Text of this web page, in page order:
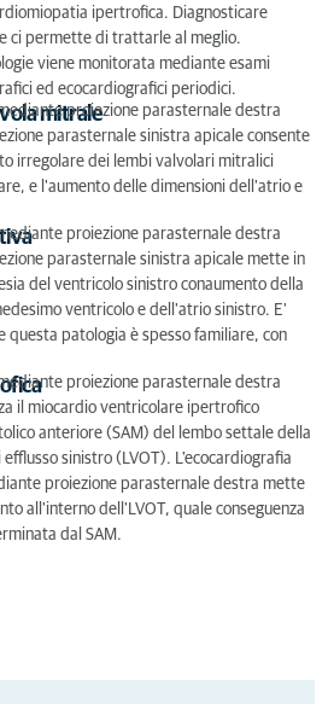
ipertrofica. Diagnosticare
ci permette di trattarle al meglio.
viene monitorata mediante esami
ed ecocardiografici periodici.
mitrale
proiezione parasternale destra
parasternale sinistra apicale consente
irregolare dei lembi valvolari mitralici
e l'aumento delle dimensioni dell'atrio e
proiezione parasternale destra
parasternale sinistra apicale mette in
del ventricolo sinistro conaumento della
ventricolo e dell'atrio sinistro. E'
questa patologia è spesso familiare, con
proiezione parasternale destra
il miocardio ventricolare ipertrofico
anteriore (SAM) del lembo settale della
sinistro (LVOT). L'ecocardiografia
proiezione parasternale destra mette
all'interno dell'LVOT, quale conseguenza
dal SAM.